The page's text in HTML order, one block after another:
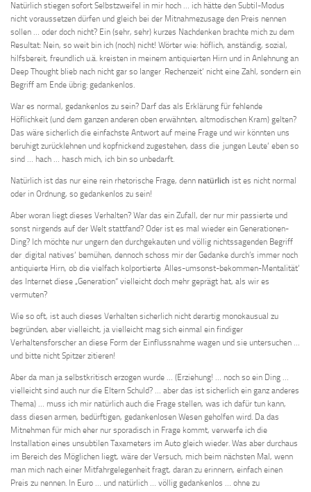
Natürlich stiegen sofort Selbstzweifel in mir hoch … ich hätte den Subtil-Modus
nicht voraussetzen dürfen und gleich bei der Mitnahmezusage den Preis nennen
sollen … oder doch nicht? Ein (sehr, sehr) kurzes Nachdenken brachte mich zu dem
Resultat: Nein, so weit bin ich (noch) nicht! Wörter wie: höflich, anständig, sozial,
hilfsbereit, freundlich u.ä. kreisten in meinem antiquierten Hirn und in Anlehnung an
Deep Thought blieb nach nicht gar so langer ‚Rechenzeit‘ nicht eine Zahl, sondern ein
Begriff am Ende übrig: gedankenlos.
War es normal, gedankenlos zu sein? Darf das als Erklärung für fehlende
Höflichkeit (und dem ganzen anderen oben erwähnten, altmodischen Kram) gelten?
Das wäre sicherlich die einfachste Antwort auf meine Frage und wir könnten uns
beruhigt zurücklehnen und kopfnickend zugestehen, dass die ‚jungen Leute‘ eben so
sind … hach … hasch mich, ich bin so unbedarft.
Natürlich ist das nur eine rein rhetorische Frage, denn natürlich ist es nicht normal
oder in Ordnung, so gedankenlos zu sein!
Aber woran liegt dieses Verhalten? War das ein Zufall, der nur mir passierte und
sonst nirgends auf der Welt stattfand? Oder ist es mal wieder ein Generationen-
Ding? Ich möchte nur ungern den durchgekauten und völlig nichtssagenden Begriff
der ‚digital natives‘ bemühen, dennoch schoss mir der Gedanke durch’s immer noch
antiquierte Hirn, ob die vielfach kolportierte ‚Alles-umsonst-bekommen-Mentalität‘
des Internet diese „Generation“ vielleicht doch mehr geprägt hat, als wir es
vermuten?
Wie so oft, ist auch dieses Verhalten sicherlich nicht derartig monokausual zu
begründen, aber vielleicht, ja vielleicht mag sich einmal ein findiger
Verhaltensforscher an diese Form der Einflussnahme wagen und sie untersuchen …
und bitte nicht Spitzer zitieren!
Aber da man ja selbstkritisch erzogen wurde … (Erziehung! … noch so ein Ding …
vielleicht sind auch nur die Eltern Schuld? … aber das ist sicherlich ein ganz anderes
Thema) … muss ich mir natürlich auch die Frage stellen, was ich dafür tun kann,
dass diesen armen, bedürftigen, gedankenlosen Wesen geholfen wird. Da das
Mitnehmen für mich eher nur sporadisch in Frage kommt, verwerfe ich die
Installation eines unsubtilen Taxameters im Auto gleich wieder. Was aber durchaus
im Bereich des Möglichen liegt, wäre der Versuch, mich beim nächsten Mal, wenn
man mich nach einer Mitfahrgelegenheit fragt, daran zu erinnern, einfach einen
Preis zu nennen. In Euro … und natürlich … völlig gedankenlos … ohne zu